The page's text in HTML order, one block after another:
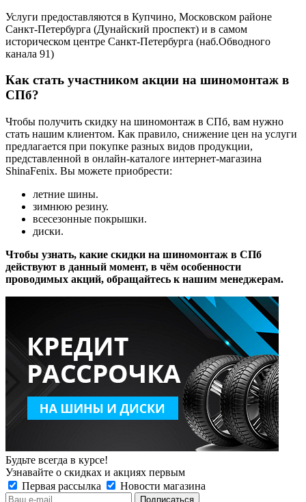
Услуги предоставляются в Купчино, Московском районе
Санкт-Петербурга (Дунайский проспект) и в самом
историческом центре Санкт-Петербурга (наб.Обводного
канала 91)
Как стать участником акции на шиномонтаж в
СПб?
Чтобы получить скидку на шиномонтаж в СПб, вам нужно
стать нашим клиентом. Как правило, снижение цен на услуги
предлагается при покупке разных видов продукции,
представленной в онлайн-каталоге интернет-магазина
ShinaFenix. Вы можете приобрести:
летние шины.
зимнюю резину.
всесезонные покрышки.
диски.
Чтобы узнать, какие скидки на шиномонтаж в СПб
действуют в данный момент, в чём особенности
проводимых акций, обращайтесь к нашим менеджерам.
Будьте всегда в курсе!
Узнавайте о скидках и акциях первым
Первая рассылка
Новости магазина